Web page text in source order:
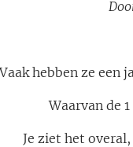
Vaak hebben ze een
Waarvan de
Je ziet het